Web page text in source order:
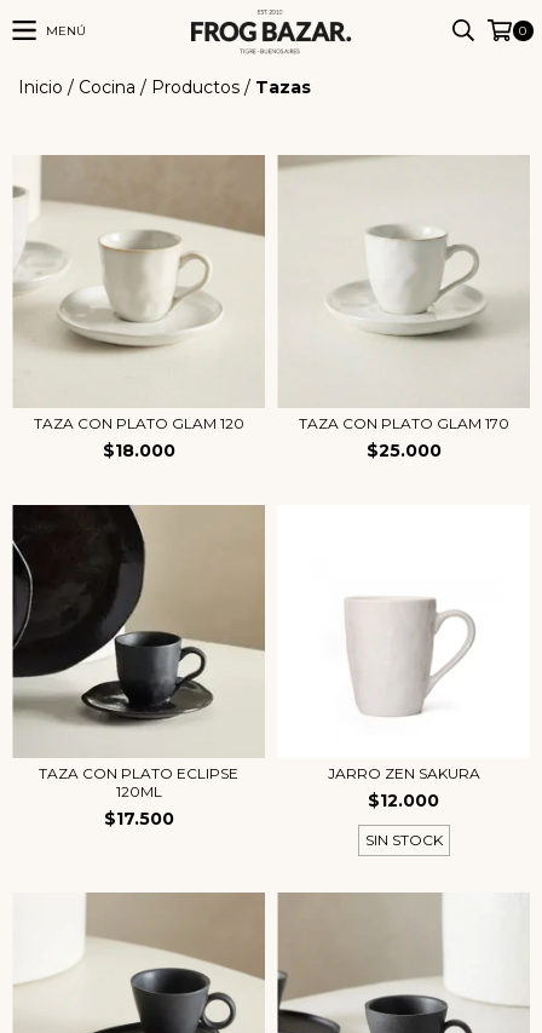
MENÚ 0
Inicio / Cocina / Productos / Tazas
TAZA CON PLATO GLAM 120
$18.000
TAZA CON PLATO GLAM 170
$25.000
TAZA CON PLATO ECLIPSE
120ML
$17.500
JARRO ZEN SAKURA
$12.000
SIN STOCK